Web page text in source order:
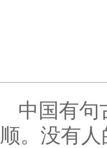
中国有句
顺。没有